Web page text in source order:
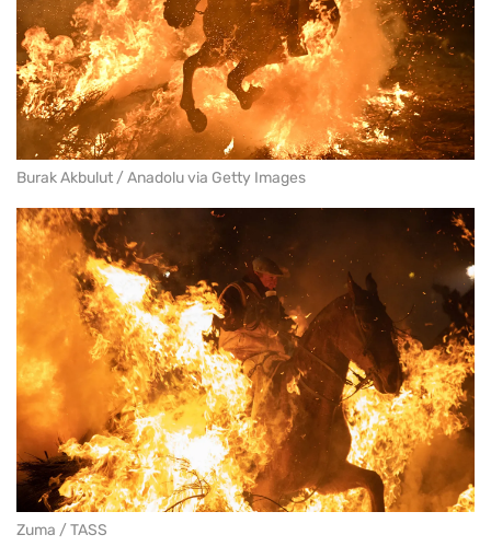
Burak Akbulut / Anadolu via Getty Images
Zuma / TASS